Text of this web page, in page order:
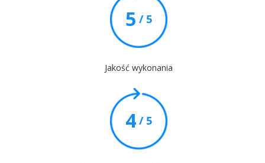
5 / 5
Jakość wykonania
4/ 5